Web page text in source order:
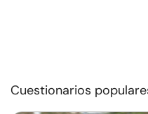
Cuestionarios